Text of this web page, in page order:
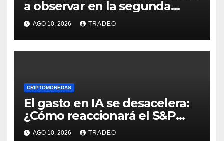
a observar en la segunda
semana de agosto de 2026
AGO 10, 2026 TRADEO
CRIPTOMONEDAS
El gasto en IA se desacelera:
¿Cómo reaccionará el S&P
500?
AGO 10, 2026 TRADEO